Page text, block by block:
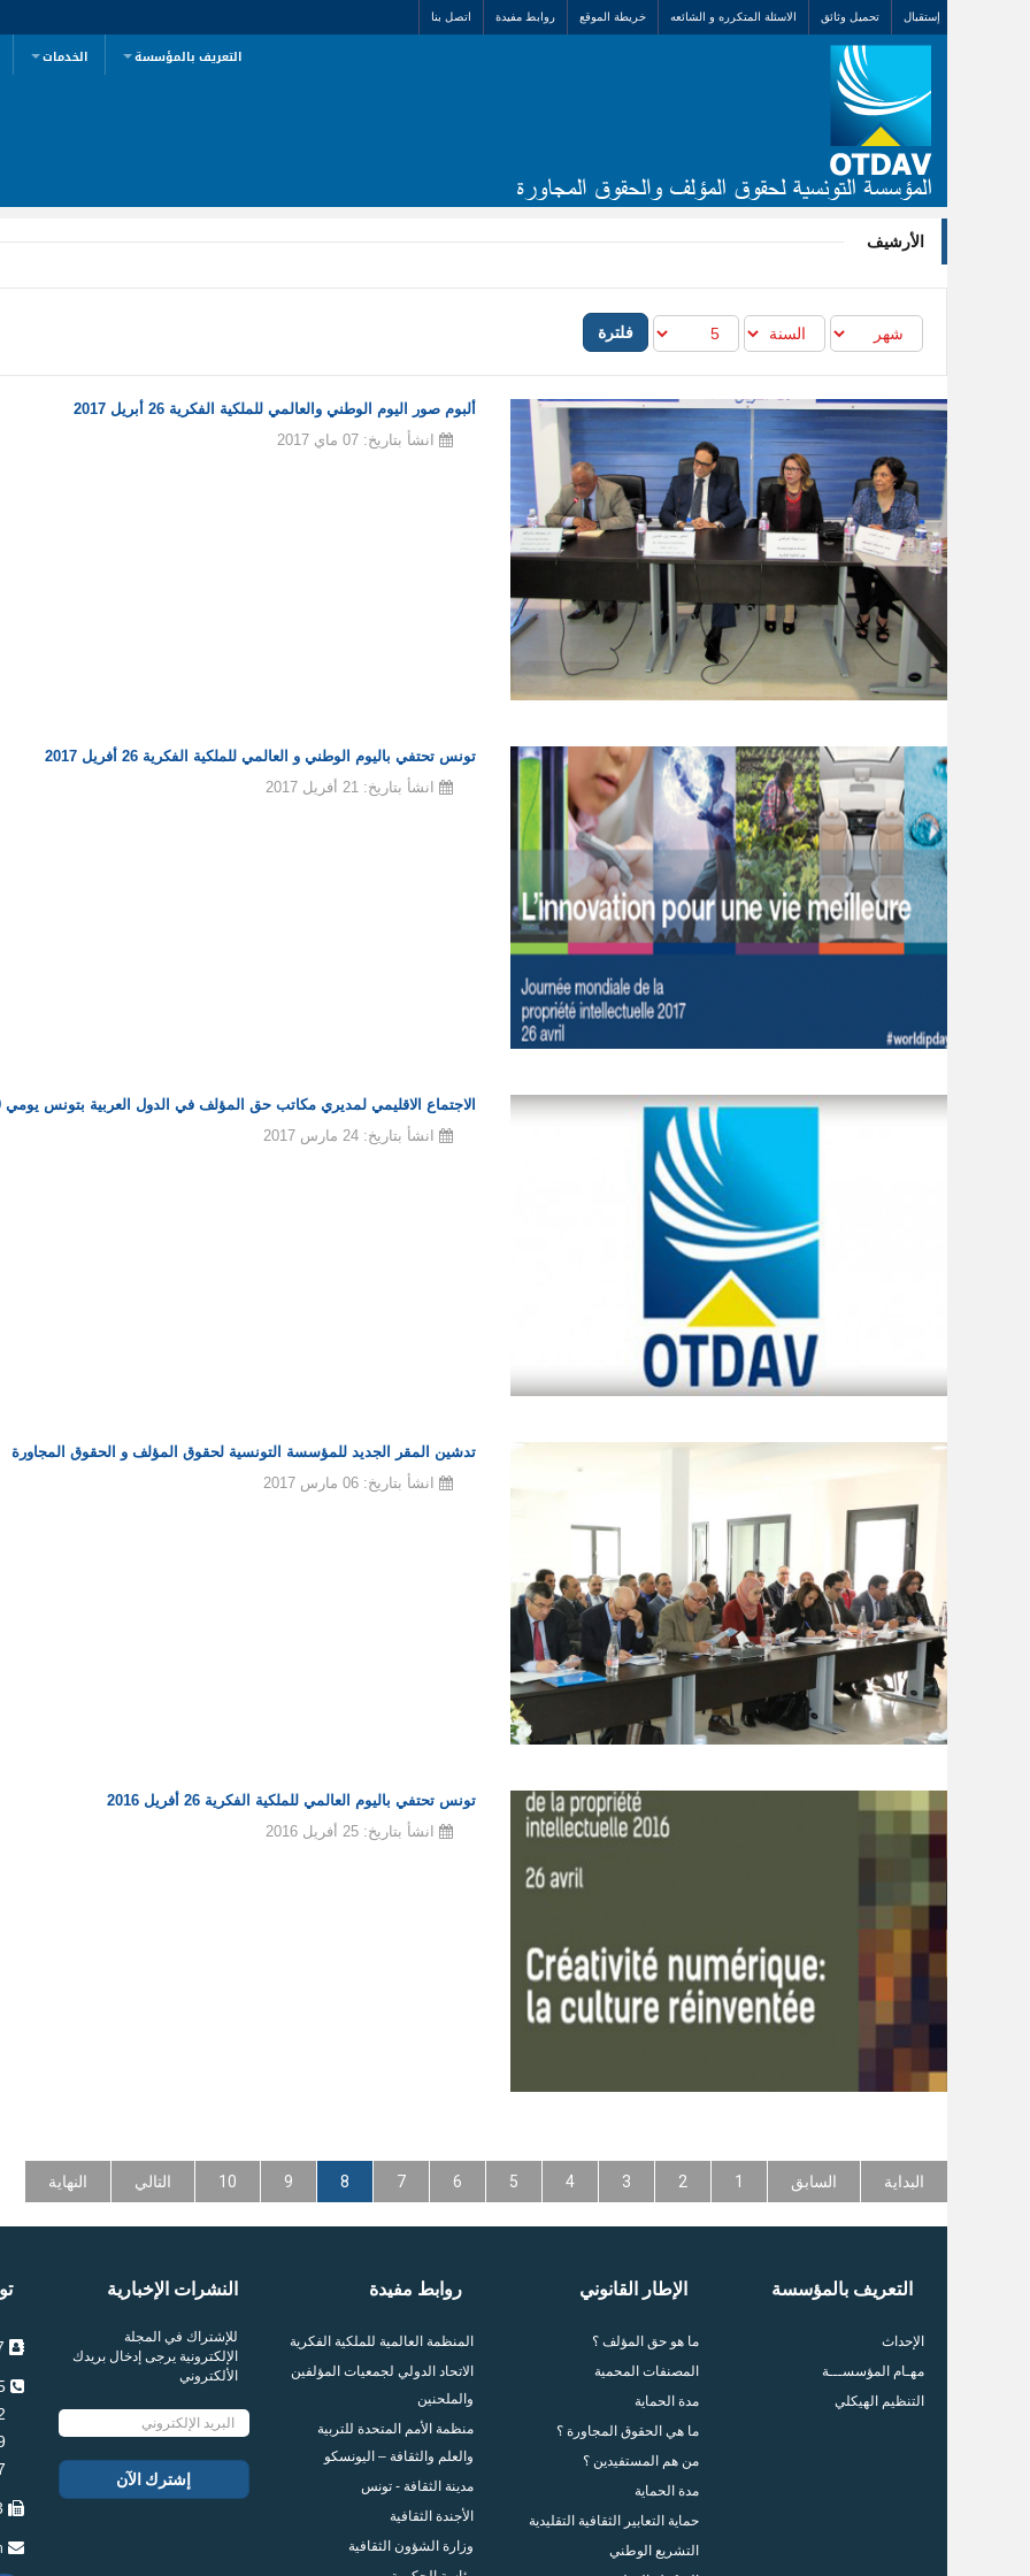
إستقبال تحميل وثائق الاسئلة المتكرره و الشائعه خريطة الموقع روابط مفيدة اتصل بنا
التعريف بالمؤسسة الخدمات
الأرشيف
فلترة
ألبوم صور اليوم الوطني والعالمي للملكية الفكرية 26 أبريل 2017
انشأ بتاريخ: 07 ماي 2017
تونس تحتفي باليوم الوطني و العالمي للملكية الفكرية 26 أفريل 2017
انشأ بتاريخ: 21 أفريل 2017
الاجتماع الاقليمي لمديري مكاتب حق المؤلف في الدول العربية بتونس يومي 29 و 30 مارس 2017.
انشأ بتاريخ: 24 مارس 2017
تدشين المقر الجديد للمؤسسة التونسية لحقوق المؤلف و الحقوق المجاورة
انشأ بتاريخ: 06 مارس 2017
تونس تحتفي باليوم العالمي للملكية الفكرية 26 أفريل 2016
انشأ بتاريخ: 25 أفريل 2016
البداية السابق 1
2
3
4
5
6
7
8
9
10 التالي النهاية
التعريف بالمؤسسة
الإحداث
مهـام المؤسســـة
التنظيم الهيكلي
الإطار القانوني
ما هو حق المؤلف ؟
المصنفات المحمية
مدة الحماية
ما هي الحقوق المجاورة ؟
من هم المستفيدين ؟
مدة الحماية
حماية التعابير الثقافية التقليدية
التشريع الوطني
روابط مفيدة
المنظمة العالمية للملكية الفكرية
الاتحاد الدولي لجمعيات المؤلفين
والملحنين
منظمة الأمم المتحدة للتربية
والعلم والثقافة – اليونسكو
مدينة الثقافة - تونس
الأجندة الثقافية
وزارة الشؤون الثقافية
النشرات الإخبارية
للإشتراك في المجلة
الإلكترونية يرجى إدخال بريدك
الألكتروني
115 957 71 216+
109 957 71 216+